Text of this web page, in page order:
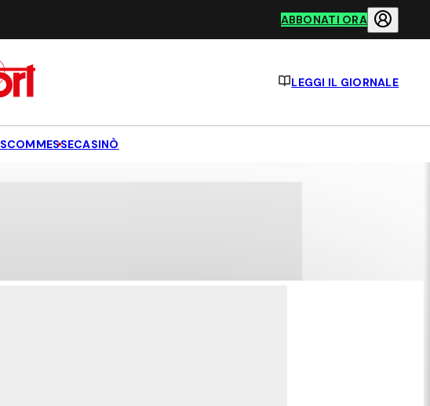
ABBONATI ORA
LEGGI IL GIORNALE
SCOMMESSECASINÒ